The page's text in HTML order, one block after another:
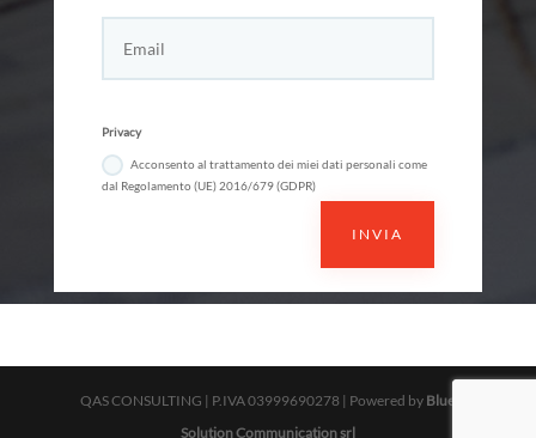
Privacy
Acconsento al trattamento dei miei dati personali come
dal Regolamento (UE) 2016/679 (GDPR)
INVIA
QAS CONSULTING | P.IVA 03999690278 | Powered by Blue
Solution Communication srl